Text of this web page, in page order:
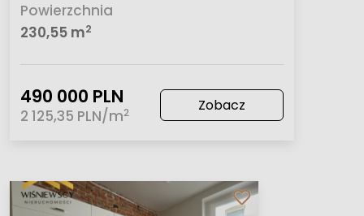
Powierzchnia
230,55 m2
490 000 PLN
2 125,35 PLN/m2 Zobacz